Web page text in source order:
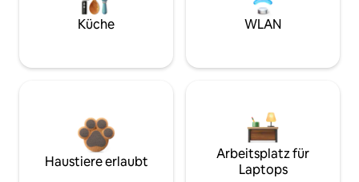
Küche WLAN
Haustiere erlaubt
Arbeitsplatz für
Laptops